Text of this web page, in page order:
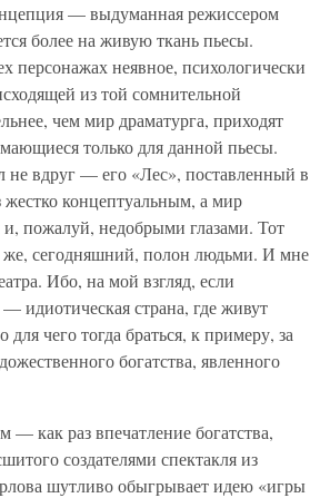
— выдуманная режиссером
более на живую ткань пьесы.
персонажах неявное, психологически
из той сомнительной
чем мир драматурга, приходят
только для данной пьесы.
вдруг — его «Лес», поставленный в
концептуальным, а мир
пожалуй, недобрыми глазами. Тот
сегодняшний, полон людьми. И мне
Ибо, на мой взгляд, если
идиотическая страна, где живут
чего тогда браться, к примеру, за
богатства, явленного
— как раз впечатление богатства,
создателями спектакля из
шутливо обыгрывает идею «игры